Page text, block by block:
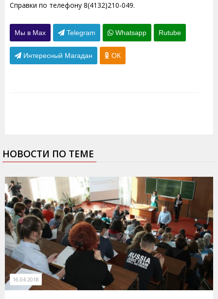
Справки по телефону 8(4132)210-049.
Мы в Max Telegram Whatsapp Rutube
Интересный Магадан ОК
НОВОСТИ ПО ТЕМЕ
16.04.2018